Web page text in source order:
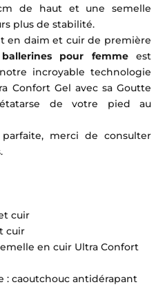
de haut et une semelle
plus de stabilité.
en daim et cuir de première
ballerines pour femmeest
incroyable technologie
Confort Gel avec sa Goutte
de votre pied au
merci de consulter
.
cuir
cuir
en cuir Ultra Confort
: caoutchouc antidérapant